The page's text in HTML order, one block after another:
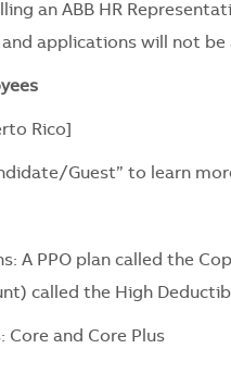
an ABB HR
and applications will not
Rico]
Guest” to learn
A PPO plan called the
called the High
and Core Plus